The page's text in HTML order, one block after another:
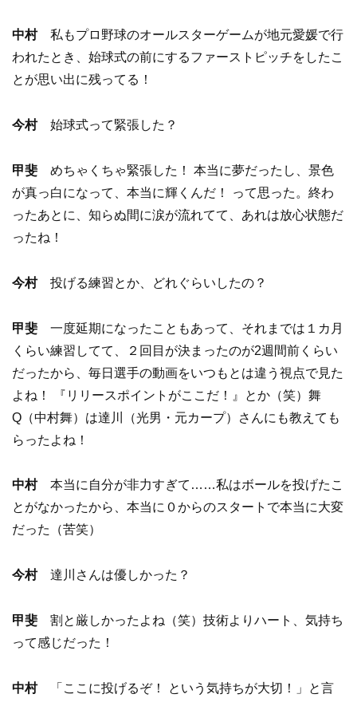
中村 私もプロ野球のオールスターゲームが地元愛媛で行
われたとき、始球式の前にするファーストピッチをしたこ
とが思い出に残ってる！
今村 始球式って緊張した？
甲斐 めちゃくちゃ緊張した！ 本当に夢だったし、景色
が真っ白になって、本当に輝くんだ！ って思った。終わ
ったあとに、知らぬ間に涙が流れてて、あれは放心状態だ
ったね！
今村 投げる練習とか、どれぐらいしたの？
甲斐 一度延期になったこともあって、それまでは１カ月
くらい練習してて、２回目が決まったのが2週間前くらい
だったから、毎日選手の動画をいつもとは違う視点で見た
よね！ 『リリースポイントがここだ！』とか（笑）舞
Q（中村舞）は達川（光男・元カープ）さんにも教えても
らったよね！
中村 本当に自分が非力すぎて……私はボールを投げたこ
とがなかったから、本当に０からのスタートで本当に大変
だった（苦笑）
今村 達川さんは優しかった？
甲斐 割と厳しかったよね（笑）技術よりハート、気持ち
って感じだった！
中村
「ここに投げるぞ！ という気持ちが大切！」と言